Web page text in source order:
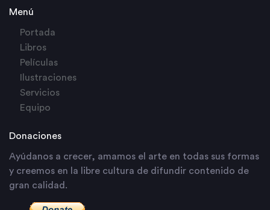
Menú
Portada
Libros
Películas
Ilustraciones
Servicios
Equipo
Donaciones
Ayúdanos a crecer, amamos el arte en todas sus formas
y creemos en la libre cultura de difundir contenido de
gran calidad.